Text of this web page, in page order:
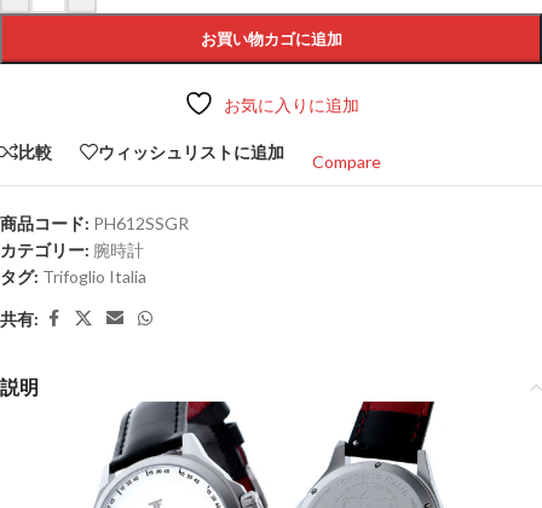
お買い物カゴに追加
お気に入りに追加
比較 ウィッシュリストに追加
Compare
商品コード: PH612SSGR
カテゴリー: 腕時計
タグ: Trifoglio Italia
共有:
説明